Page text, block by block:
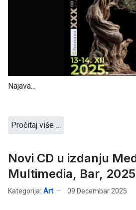
Najava...
Pročitaj više …
Novi CD u izdanju
Multimedia, Bar,
Kategorija: Art 09 Decembar 2025